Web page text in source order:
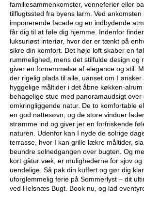
familiesammenkomster, venneferier eller
tilflugtssted fra byens larm. Ved
imponerende facade og en indbydende
får dig til at føle dig hjemme. Indenfor
luksuriøst interiør, hvor der er tænkt på
sikre din komfort. Det høje loft skaber en
rummelighed, mens det stilfulde design og
giver en fornemmelse af elegance og stil.
der rigelig plads til alle, uanset om I ønsker
hyggelige måltider i det åbne køkken-
behagelige stue med panoramaudsigt over
omkringliggende natur. De to komfortable
en god nattesøvn, og de store vinduer
strømme ind og giver jer en forfriskende
naturen. Udenfor kan I nyde de solrige
terrasse, hvor I kan grille lækre måltider,
beundre solnedgangen over bugten. Og
kort gåtur væk, er mulighederne for sjov og
uendelige. Så pak din kuffert og gør dig
uforglemmelig ferie på Sommerlyst – dit
ved Helsnæs Bugt. Book nu, og lad